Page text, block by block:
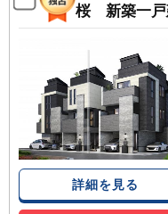
桜 新築一戸
詳細を見る